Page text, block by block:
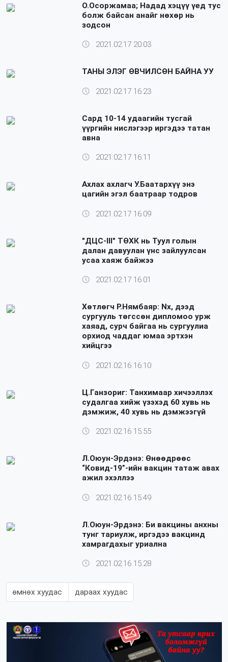
О.Осоржамаа; Надад хэцүү үед тус
болж байсан анайг нөхөр нь
зодсон
2021.02.17 20:03
ТАНЫ ЭЛЭГ ӨВЧИЛСӨН БАЙНА УУ
2021.02.17 16:23
Сард 10-14 удаагийн тусгай
үүргийн нислэгээр иргэдээ татан
авна
2021.02.17 16:11
Ахлах ахлагч У.Баатархүү энэ
цагийн эгэл баатраар тодров
2021.02.17 16:09
"ДЦС-III" ТӨХК нь Туул голын
далан давуулан үнс зайлуулсан
усаа хаяж байжээ
2021.02.17 16:01
Хөтлөгч Р.Нямбаяр: Nх, дээд
сургууль төгссөн дипломоо урж
хаяад, сурч байгаа нь сургуулиа
орхиод чаддаг юмаа эртхэн
хийцгээ
2021.02.16 16:10
Ц.Ганзориг: Танхимаар хичээллэх
судалгаа хийж үзэхэд 60 хувь нь
дэмжиж, 40 хувь нь дэмжээгүй
2021.02.16 15:55
Л.Оюун-Эрдэнэ: Өнөөдрөөс
“Ковид-19”-ийн вакцин татаж авах
ажил эхэллээ
2021.02.16 15:49
Л.Оюун-Эрдэнэ: Би вакцины анхны
тунг тариулж, иргэдээ вакцинд
хамрагдахыг уриална
2021.02.16 15:28
өмнөх хуудас дараах хуудас